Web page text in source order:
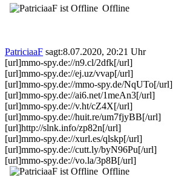
Offline
PatriciaaF sagt:8.07.2020, 20:21 Uhr
[url]mmo-spy.de://n9.cl/2dfk[/url]
[url]mmo-spy.de://ej.uz/vvap[/url]
[url]mmo-spy.de://mmo-spy.de/NqUTo[/url]
[url]mmo-spy.de://ai6.net/1meAn3[/url]
[url]mmo-spy.de://v.ht/cZ4X[/url]
[url]mmo-spy.de://huit.re/um7fjyBB[/url]
[url]http://slnk.info/zp82n[/url]
[url]mmo-spy.de://xurl.es/qlskp[/url]
[url]mmo-spy.de://cutt.ly/byN96Pu[/url]
[url]mmo-spy.de://vo.la/3p8B[/url]
Offline